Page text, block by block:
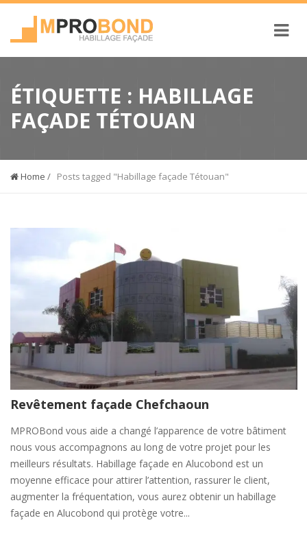
ÉTIQUETTE : HABILLAGE
FAÇADE TÉTOUAN
Home / Posts tagged "Habillage façade Tétouan"
Revêtement façade Chefchaoun
MPROBond vous aide a changé l’apparence de votre bâtiment
nous vous accompagnons au long de votre projet pour les
meilleurs résultats. Habillage façade en Alucobond est un
moyenne efficace pour attirer l’attention, rassurer le client,
augmenter la fréquentation, vous aurez obtenir un habillage
façade en Alucobond qui protège votre...